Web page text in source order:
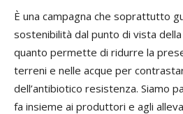
È una campagna che soprattutto
sostenibilità dal punto di vista
quanto permette di ridurre la
terreni e nelle acque per
dell’antibiotico resistenza. Siamo
fa insieme ai produttori e agli